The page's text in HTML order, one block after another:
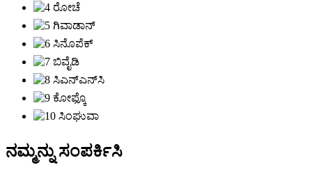
ನಮ್ಮನ್ನು ಸಂಪರ್ಕಿಸಿ